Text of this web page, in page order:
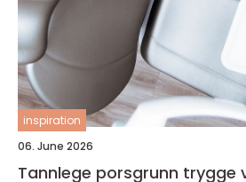
inspiration
06. June 2026
Tannlege porsgrunn trygge valg for sunn